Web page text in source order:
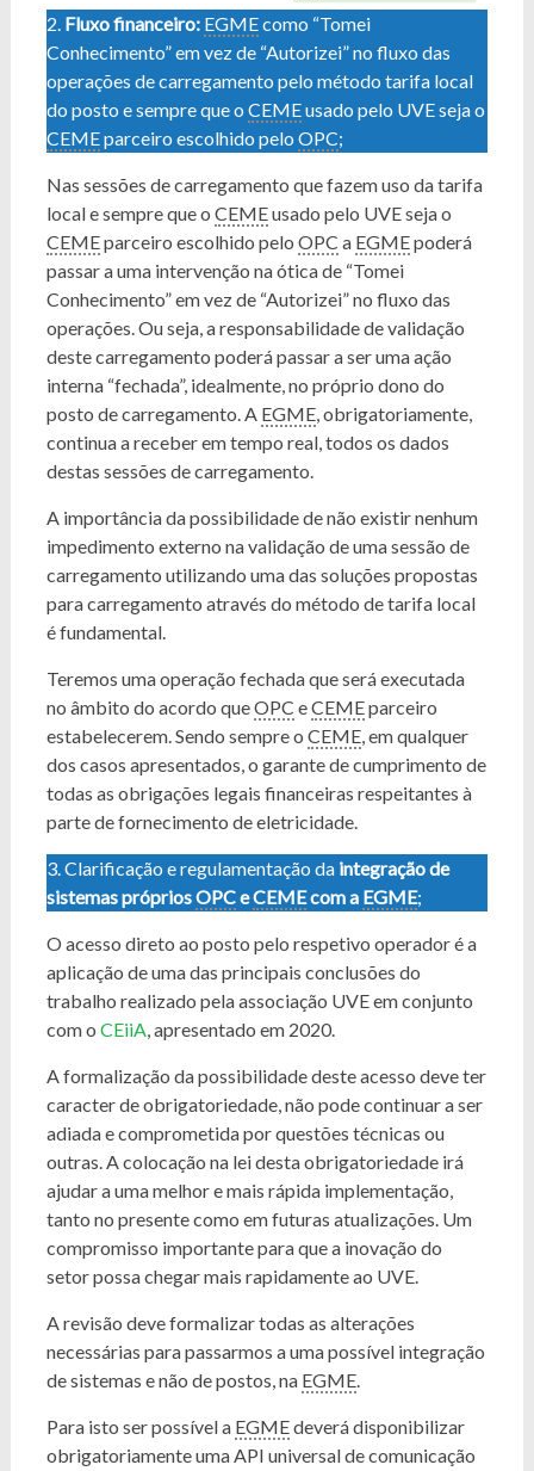
2. Fluxo financeiro: EGMEcomo “Tomei
Conhecimento” em vez de “Autorizei” no fluxo das
operações de carregamento pelo método tarifa local
do posto e sempre que o CEMEusado pelo UVE seja o
CEMEparceiro escolhido pelo OPC;
Nas sessões de carregamento que fazem uso da tarifa
local e sempre que o CEMEusado pelo UVE seja o
CEMEparceiro escolhido pelo OPC a EGMEpoderá
passar a uma intervenção na ótica de “Tomei
Conhecimento” em vez de “Autorizei” no fluxo das
operações. Ou seja, a responsabilidade de validação
deste carregamento poderá passar a ser uma ação
interna “fechada”, idealmente, no próprio dono do
posto de carregamento. A EGME, obrigatoriamente,
continua a receber em tempo real, todos os dados
destas sessões de carregamento.
A importância da possibilidade de não existir nenhum
impedimento externo na validação de uma sessão de
carregamento utilizando uma das soluções propostas
para carregamento através do método de tarifa local
é fundamental.
Teremos uma operação fechada que será executada
no âmbito do acordo queOPC eCEMEparceiro
estabelecerem. Sendo sempre o CEME, em qualquer
dos casos apresentados, o garante de cumprimento de
todas as obrigações legais financeiras respeitantes à
parte de fornecimento de eletricidade.
3. Clarificação e regulamentação da integração de
sistemas própriosOPCeCEMEcom a EGME;
O acesso direto ao posto pelo respetivo operador é a
aplicação de uma das principais conclusões do
trabalho realizado pela associação UVE em conjunto
com o CEiiA, apresentado em 2020.
A formalização da possibilidade deste acesso deve ter
caracter de obrigatoriedade, não pode continuar a ser
adiada e comprometida por questões técnicas ou
outras. A colocação na lei desta obrigatoriedade irá
ajudar a uma melhor e mais rápida implementação,
tanto no presente como em futuras atualizações. Um
compromisso importante para que a inovação do
setor possa chegar mais rapidamente ao UVE.
A revisão deve formalizar todas as alterações
necessárias para passarmos a uma possível integração
de sistemas e não de postos, na EGME.
Para isto ser possível a EGMEdeverá disponibilizar
obrigatoriamente uma API universal de comunicação